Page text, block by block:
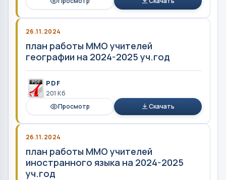
26.11.2024
план работы ММО учителей
географии на 2024-2025 уч.год
PDF
201 Кб
Просмотр
Скачать
26.11.2024
план работы ММО учителей
иностранного языка на 2024-2025
уч.год